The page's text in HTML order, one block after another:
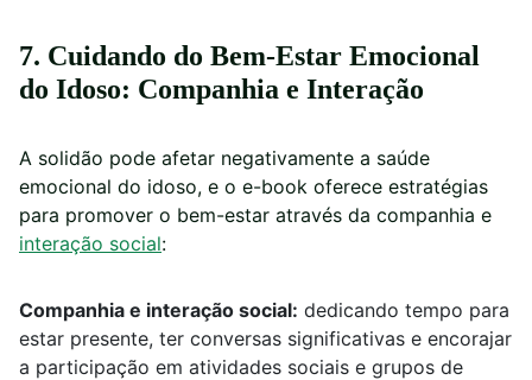
7. Cuidando do Bem-Estar Emocional
do Idoso: Companhia e Interação
A solidão pode afetar negativamente a saúde
emocional do idoso, e o e-book oferece estratégias
para promover o bem-estar através da companhia e
interação social:
Companhia e interação social: dedicando tempo para
estar presente, ter conversas significativas e encorajar
a participação em atividades sociais e grupos de